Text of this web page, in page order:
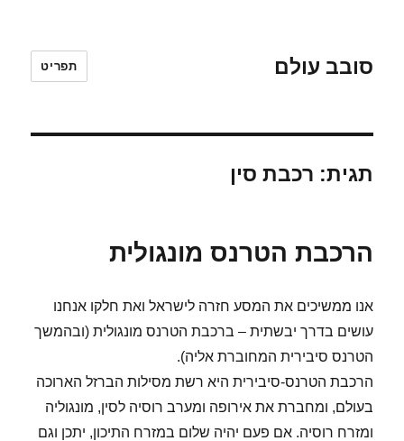
סובב עולם תפריט
תגית: רכבת סין
הרכבת הטרנס מונגולית
אנו ממשיכים את המסע חזרה לישראל ואת חלקו אנחנו
עושים בדרך יבשתית – ברכבת הטרנס מונגולית (ובהמשך
הטרנס סיבירית המחוברת אליה).
הרכבת הטרנס-סיבירית היא רשת מסילות הברזל הארוכה
בעולם, ומחברת את אירופה ומערב רוסיה לסין, מונגוליה
ומזרח רוסיה. אם פעם יהיה שלום במזרח התיכון, יתכן וגם